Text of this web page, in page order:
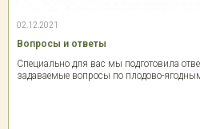
02.12.2021
Вопросы и ответы
Специально для вас мы подготовила
задаваемые вопросы по плодово-